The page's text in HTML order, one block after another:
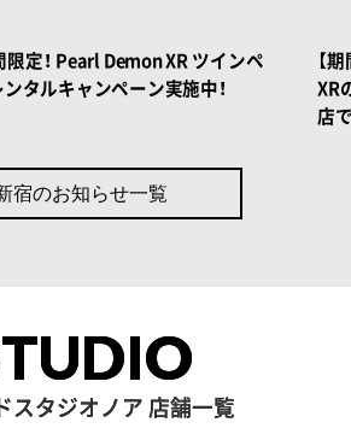
限定！ Pearl Demon XR ツインペ
タルキャンペーン実施中！
【
XR
店
宿のお知らせ一覧
スタジオノア 店舗一覧